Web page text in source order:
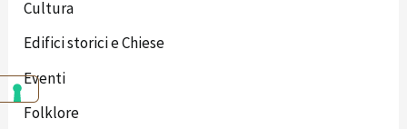
Cultura
Edifici storici e Chiese
Eventi
Folklore